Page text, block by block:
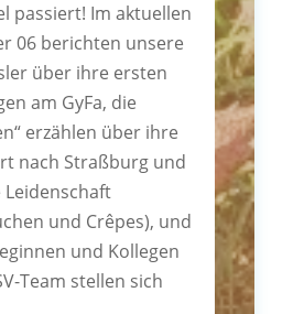
passiert! Im aktuellen
06 berichten unsere
über ihre ersten
am GyFa, die
erzählen über ihre
nach Straßburg und
und Crêpes), und
und Kollegen
Team stellen sich